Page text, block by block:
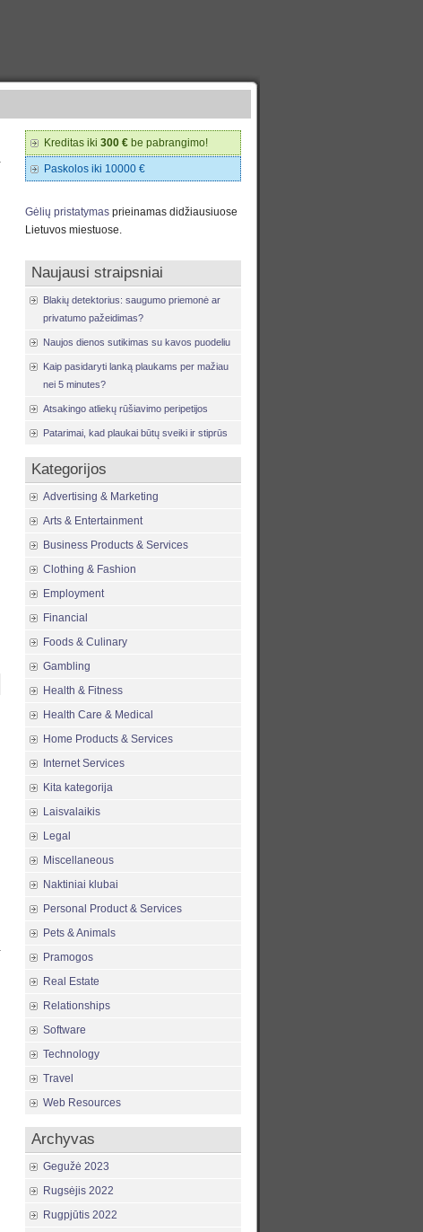
Kreditas iki 300 € be pabrangimo!
Paskolos iki 10000 €
Gėlių pristatymas prieinamas didžiausiuose
Lietuvos miestuose.
Naujausi straipsniai
Blakių detektorius: saugumo priemonė ar
privatumo pažeidimas?
Naujos dienos sutikimas su kavos puodeliu
Kaip pasidaryti lanką plaukams per mažiau
nei 5 minutes?
Atsakingo atliekų rūšiavimo peripetijos
Patarimai, kad plaukai būtų sveiki ir stiprūs
Kategorijos
Advertising & Marketing
Arts & Entertainment
Business Products & Services
Clothing & Fashion
Employment
Financial
Foods & Culinary
Gambling
Health & Fitness
Health Care & Medical
Home Products & Services
Internet Services
Kita kategorija
Laisvalaikis
Legal
Miscellaneous
Naktiniai klubai
Personal Product & Services
Pets & Animals
Pramogos
Real Estate
Relationships
Software
Technology
Travel
Web Resources
Archyvas
Gegužė 2023
Rugsėjis 2022
Rugpjūtis 2022